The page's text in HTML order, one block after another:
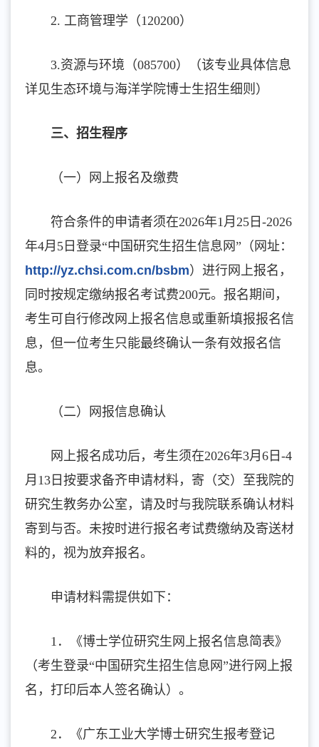
2. 工商管理学（120200）
3.资源与环境（085700）（该专业具体信息
详见生态环境与海洋学院博士生招生细则）
三、招生程序
（一）网上报名及缴费
符合条件的申请者须在2026年1月25日-2026
年4月5日登录“中国研究生招生信息网”（网址：
http://yz.chsi.com.cn/bsbm）进行网上报名，
同时按规定缴纳报名考试费200元。报名期间，
考生可自行修改网上报名信息或重新填报报名信
息，但一位考生只能最终确认一条有效报名信
息。
（二）网报信息确认
网上报名成功后，考生须在2026年3月6日-4
月 13日按要求备齐申请材料，寄（交）至我院的
研究生教务办公室，请及时与我院联系确认材料
寄到与否。未按时进行报名考试费缴纳及寄送材
料的，视为放弃报名。
申请材料需提供如下：
1．《博士学位研究生网上报名信息简表》
（考生登录“中国研究生招生信息网”进行网上报
名，打印后本人签名确认）。
2．《广东工业大学博士研究生报考登记